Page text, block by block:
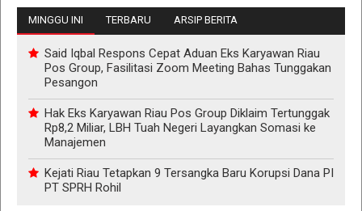
MINGGU INI TERBARU ARSIP BERITA
Said Iqbal Respons Cepat Aduan Eks Karyawan Riau
Pos Group, Fasilitasi Zoom Meeting Bahas Tunggakan
Pesangon
Hak Eks Karyawan Riau Pos Group Diklaim Tertunggak
Rp8,2 Miliar, LBH Tuah Negeri Layangkan Somasi ke
Manajemen
Kejati Riau Tetapkan 9 Tersangka Baru Korupsi Dana PI
PT SPRH Rohil